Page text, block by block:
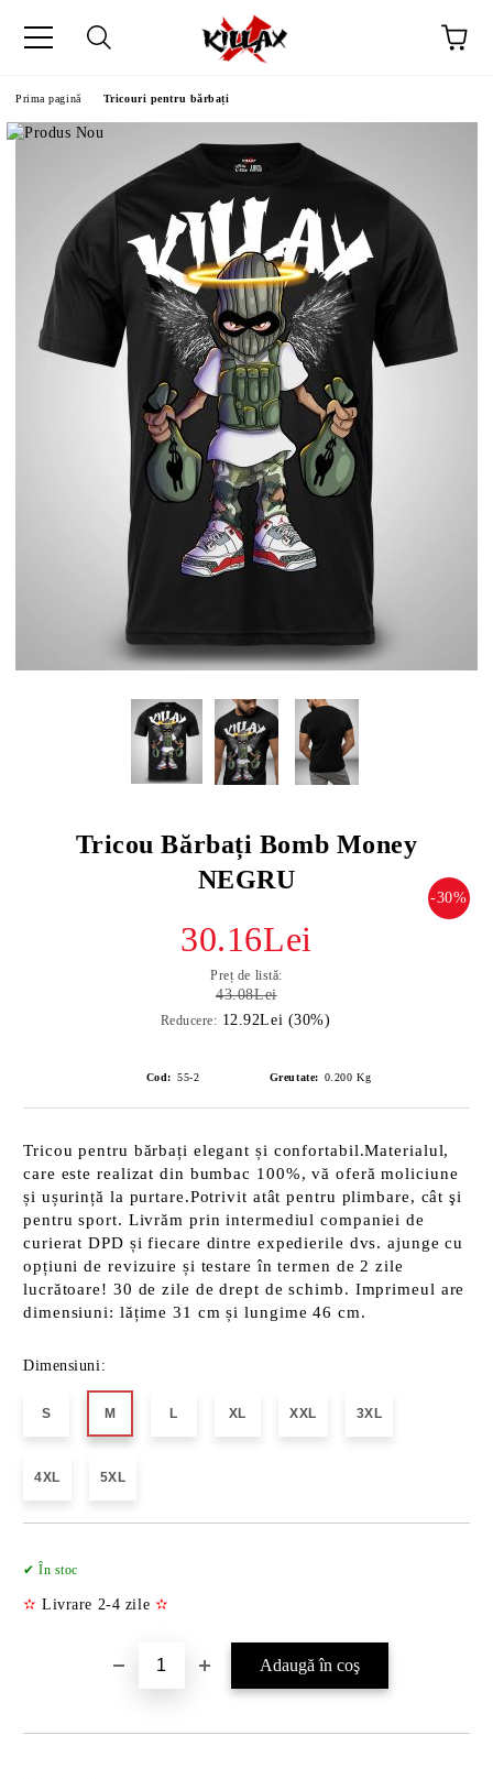
Prima pagină Tricouri pentru bărbați
Tricou Bărbați Bomb Money
NEGRU
-30%
30.16Lei
Preț de listă:
43.08Lei
Reducere: 12.92Lei (30%)
Cod: 55-2 Greutate: 0.200 Kg
Tricou pentru bărbați elegant și confortabil.Materialul,
care este realizat din bumbac 100%, vă oferă moliciune
și ușurință la purtare.Potrivit atât pentru plimbare, cât şi
pentru sport. Livrăm prin intermediul companiei de
curierat DPD și fiecare dintre expedierile dvs. ajunge cu
opțiuni de revizuire și testare în termen de 2 zile
lucrătoare! 30 de zile de drept de schimb. Imprimeul are
dimensiuni: lățime 31 cm și lungime 46 cm.
Dimensiuni:
S M L XL XXL 3XL
4XL 5XL
✔ În stoc
✫ Livrare 2-4 zile ✫